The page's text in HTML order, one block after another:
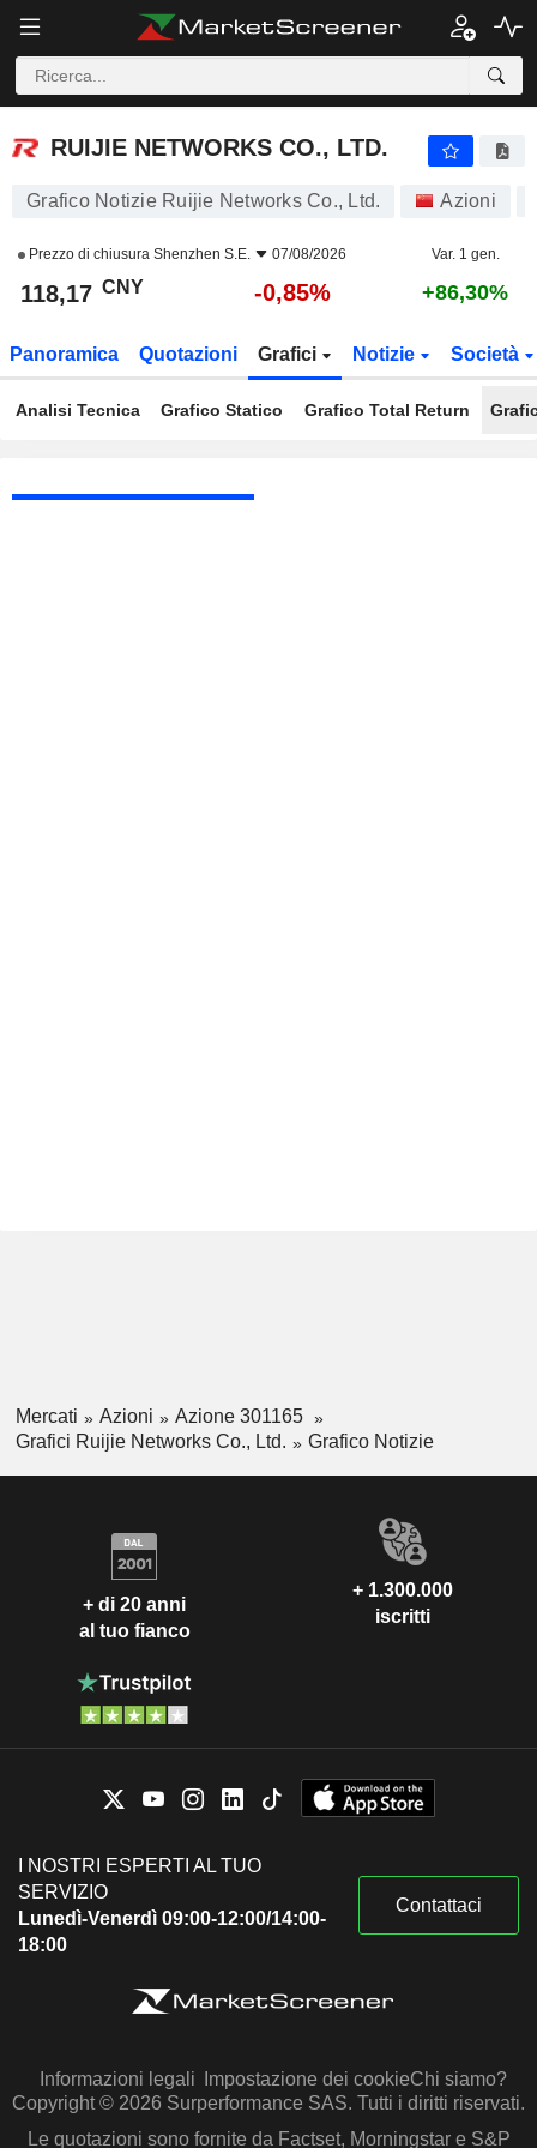
RUIJIE NETWORKS CO., LTD.
RUIJIE NETWORKS CO., LTD.
Grafico Notizie Ruijie Networks Co., Ltd. Azioni
Prezzo di chiusura Shenzhen S.E. 07/08/2026 Var. 1 gen.
118,17 CNY -0,85% +86,30%
Panoramica Quotazioni Grafici Notizie Società
Analisi Tecnica Grafico Statico Grafico Total Return
Mercati Azioni
Azione 301165
Grafici Ruijie Networks Co., Ltd.
Grafico Notizie
+ di 20 anni
al tuo fianco
+ 1.300.000
iscritti
I NOSTRI ESPERTI AL TUO
SERVIZIO
Lunedì-Venerdì 09:00-12:00/14:00-
18:00
Contattaci
Informazioni legali Impostazione dei cookieChi siamo?
Copyright © 2026 Surperformance SAS. Tutti i diritti riservati.
Le quotazioni sono fornite da Factset, Morningstar e S&P